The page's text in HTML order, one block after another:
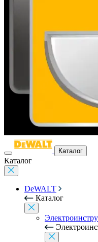
Каталог
Каталог
DeWALT
Каталог